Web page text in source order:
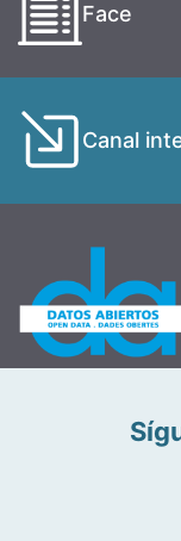
Face
Canal